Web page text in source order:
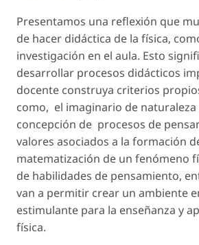
Presentamos una reflexión que
de hacer didáctica de la física,
investigación en el aula. Esto
desarrollar procesos didácticos
docente construya criterios
como, el imaginario de naturaleza
concepción de procesos de
valores asociados a la formación
matematización de un fenómeno
de habilidades de pensamiento,
van a permitir crear un ambiente
estimulante para la enseñanza y
física.